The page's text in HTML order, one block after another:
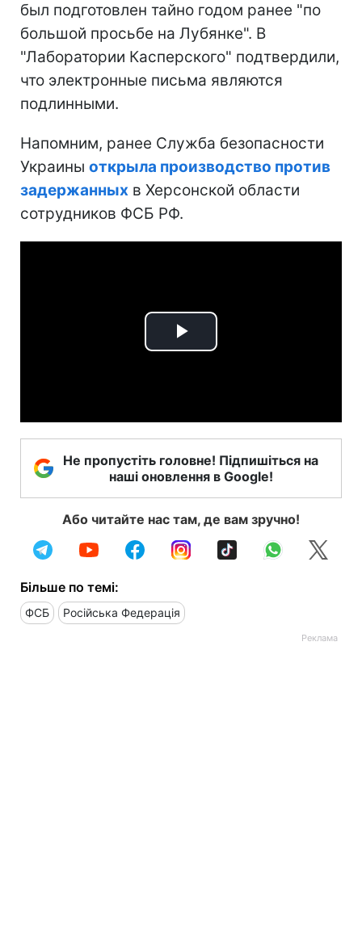
был подготовлен тайно годом ранее "по
большой просьбе на Лубянке". В
"Лаборатории Касперского" подтвердили,
что электронные письма являются
подлинными.
Напомним, ранее Служба безопасности
Украины открыла производство против
задержанных в Херсонской области
сотрудников ФСБ РФ.
Play
Не пропустіть головне! Підпишіться на
наші оновлення в Google!
Або читайте нас там, де вам зручно!
Більше по темі:
ФСБ Російська Федерація